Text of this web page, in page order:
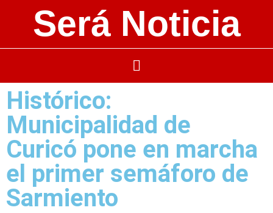
Será Noticia
Histórico:
Municipalidad de
Curicó pone en marcha
el primer semáforo de
Sarmiento